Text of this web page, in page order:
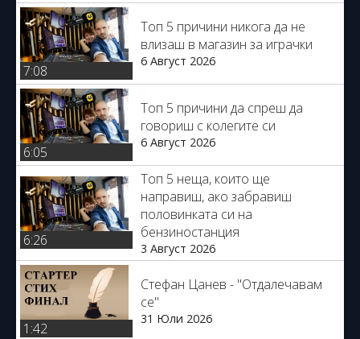
7:08
Топ 5 причини никога да не
влизаш в магазин за играчки
6 Август 2026
6:05
Топ 5 причини да спреш да
говориш с колегите си
6 Август 2026
6:26
Топ 5 неща, които ще
направиш, ако забравиш
половинката си на
бензиностанция
3 Август 2026
1:42
Стефан Цанев - "Отдалечавам
се"
31 Юли 2026